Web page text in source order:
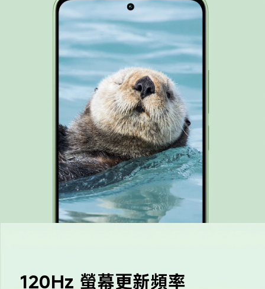
120Hz 螢幕更新頻率